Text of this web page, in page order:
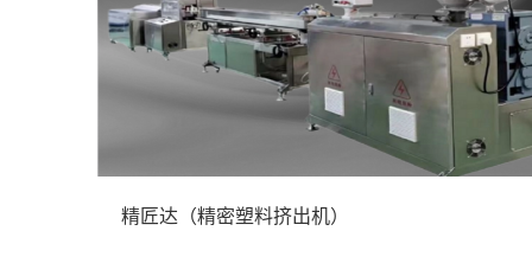
精匠达（精密塑料挤出机）